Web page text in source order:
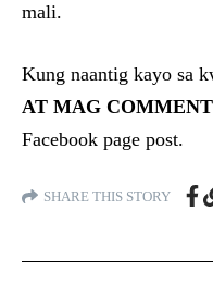
mali.
Kung naantig kayo sa
AT MAG COMMENT
Facebook page post.
SHARE THIS STORY